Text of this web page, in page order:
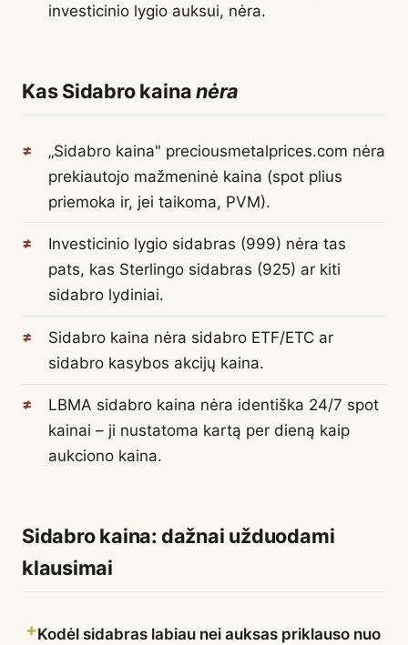
investicinio lygio auksui, nėra.
Kas Sidabro kainanėra
„Sidabro kaina" preciousmetalprices.com nėra
prekiautojo mažmeninė kaina (spot plius
priemoka ir, jei taikoma, PVM).
Investicinio lygio sidabras (999) nėra tas
pats, kas Sterlingo sidabras (925) ar kiti
sidabro lydiniai.
Sidabro kaina nėra sidabro ETF/ETC ar
sidabro kasybos akcijų kaina.
LBMA sidabro kaina nėra identiška 24/7 spot
kainai – ji nustatoma kartą per dieną kaip
aukciono kaina.
Sidabro kaina: dažnai užduodami
klausimai
Kodėl sidabras labiau nei auksas priklauso nuo